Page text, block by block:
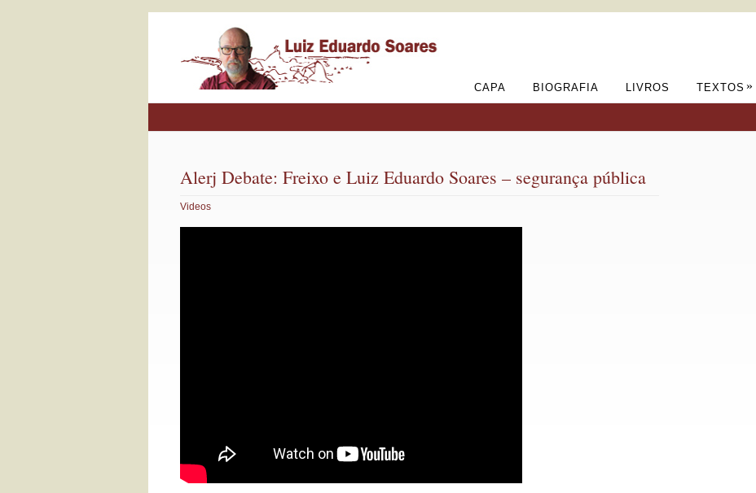
CAPA BIOGRAFIA LIVROS TEXTOS »
Alerj Debate: Freixo e Luiz Eduardo Soares – segurança pública
Videos